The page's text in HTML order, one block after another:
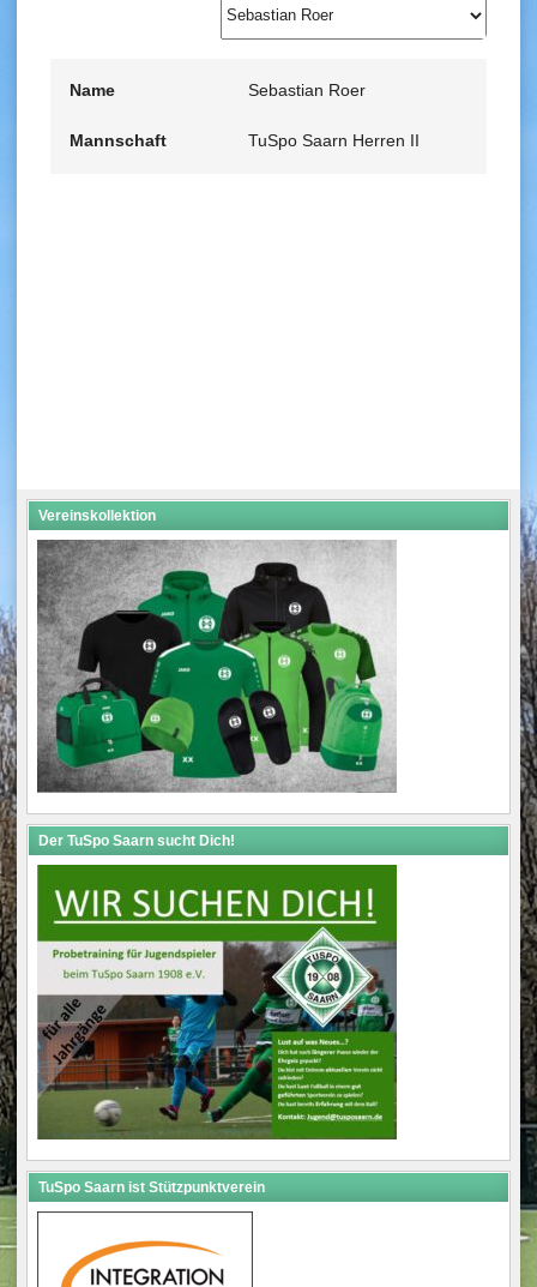
Name Sebastian Roer
Mannschaft TuSpo Saarn Herren II
Vereinskollektion
Der TuSpo Saarn sucht Dich!
TuSpo Saarn ist Stützpunktverein